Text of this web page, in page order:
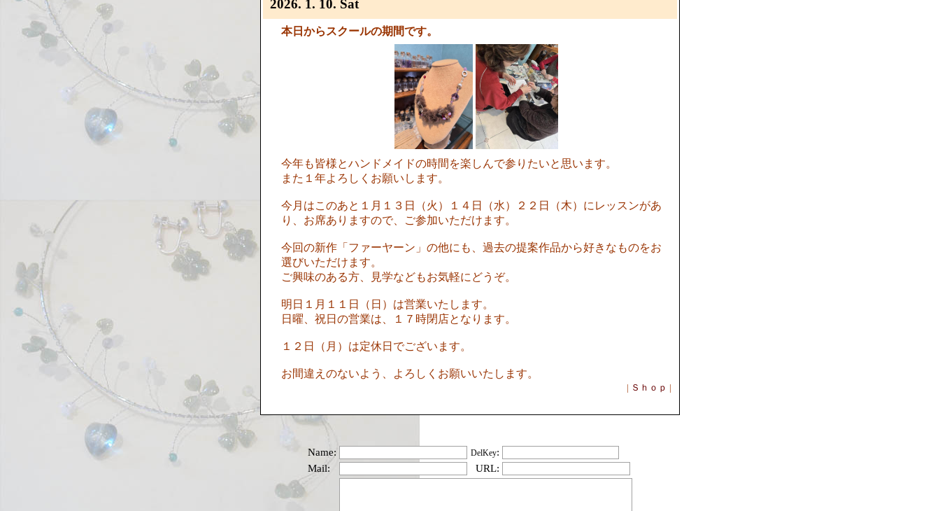
2026. 1. 10. Sat
本日からスクールの期間です。
今年も皆様とハンドメイドの時間を楽しんで参りたいと思います。
また１年よろしくお願いします。
今月はこのあと１月１３日（火）１４日（水）２２日（木）にレッスンがあ
り、お席ありますので、ご参加いただけます。
今回の新作「ファーヤーン」の他にも、過去の提案作品から好きなものをお
選びいただけます。
ご興味のある方、見学などもお気軽にどうぞ。
明日１月１１日（日）は営業いたします。
日曜、祝日の営業は、１７時閉店となります。
１２日（月）は定休日でございます。
お間違えのないよう、よろしくお願いいたします。
| Ｓｈｏｐ |
Name: DelKey:
Mail:
URL: